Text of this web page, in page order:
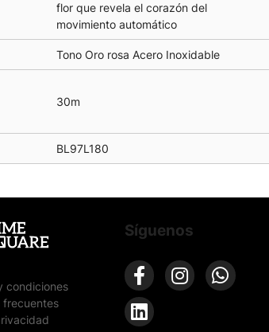
flor que revela el corazón del
movimiento automático
Tono Oro rosa Acero Inoxidable
30m
BL97L180
condiciones
frecuentes
Síguenos